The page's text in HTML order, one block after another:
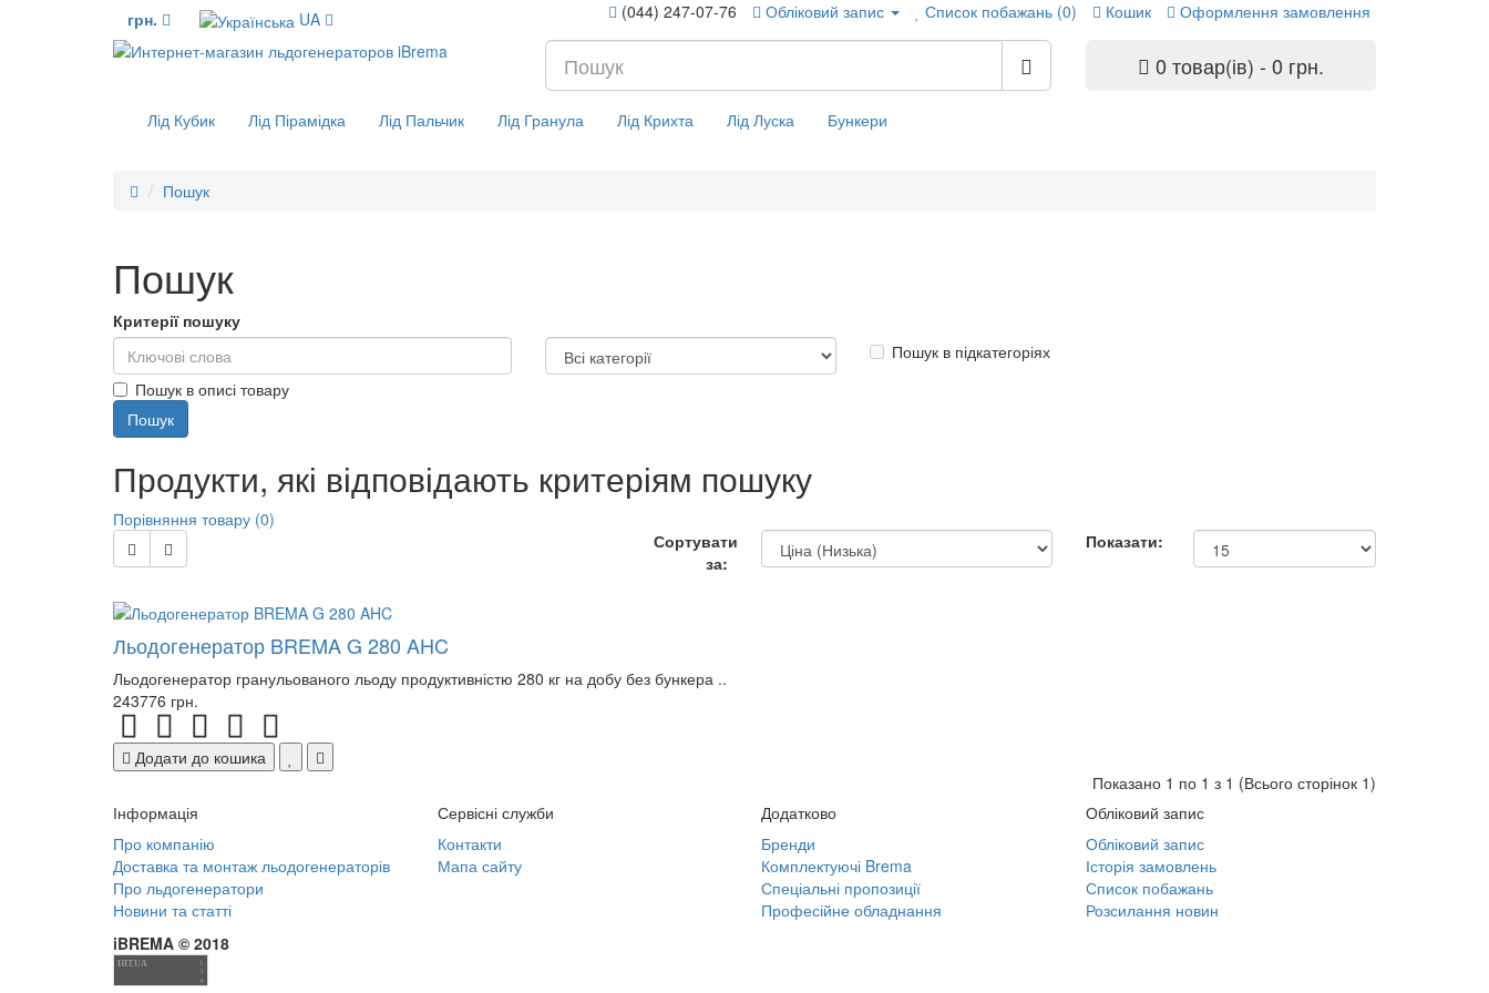
грн. UA (044) 247-07-76 Обліковий запис Список побажань (0) Кошик Оформлення замовлення
0 товар(ів) - 0 грн.
Лід Кубик Лід Пірамідка Лід Пальчик Лід Гранула Лід Крихта Лід Луска Бункери
Пошук
Пошук
Критерії пошуку
Пошук в підкатегоріях
Пошук в описі товару
Продукти, які відповідають критеріям пошуку
Порівняння товару (0)
Сортувати
за:
Показати:
Льодогенератор BREMA G 280 AHC
Льодогенератор гранульованого льоду продуктивністю 280 кг на добу без бункера ..
243776 грн.
Додати до кошика
Показано 1 по 1 з 1 (Всього сторінок 1)
Інформація
Про компанію
Доставка та монтаж льодогенераторів
Про льдогенератори
Новини та статті
Сервісні служби
Контакти
Мапа сайту
Додатково
Бренди
Комплектуючі Brema
Спеціальні пропозиції
Професійне обладнання
Обліковий запис
Обліковий запис
Історія замовлень
Список побажань
Розсилання новин
iBREMA © 2018
HIT.UA
1
3
4